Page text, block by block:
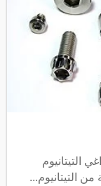
التيتانيوم
التيتانيوم...